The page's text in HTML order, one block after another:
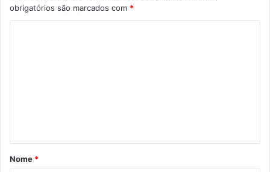
obrigatórios são marcados com *
rNome *